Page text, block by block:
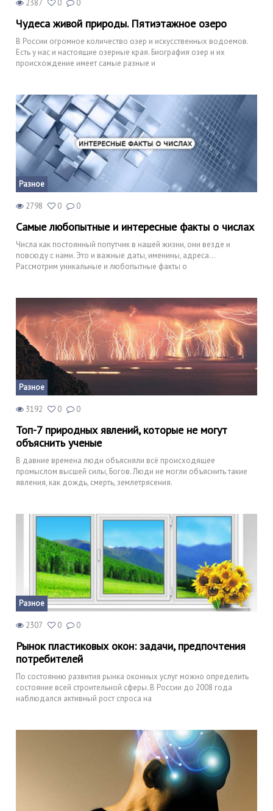
2387 0 0
Чудеса живой природы. Пятиэтажное озеро
В России огромное количество озер и искусственных водоемов.
Есть у нас и настоящие озерные края. Биография озер и их
происхождение имеет самые разные и
Разное
2798 0 0
Самые любопытные и интересные факты о числах
Числа как постоянный попутчик в нашей жизни, они везде и
повсюду с нами. Это и важные даты, именины, адреса…
Рассмотрим уникальные и любопытные факты о
Разное
3192 0 0
Топ-7 природных явлений, которые не могут
объяснить ученые
В давние времена люди объясняли всё происходящее
промыслом высшей силы, Богов. Люди не могли объяснить такие
явления, как дождь, смерть, землетрясения.
Разное
2307 0 0
Рынок пластиковых окон: задачи, предпочтения
потребителей
По состоянию развития рынка оконных услуг можно определить
состояние всей строительной сферы. В России до 2008 года
наблюдался активный рост спроса на